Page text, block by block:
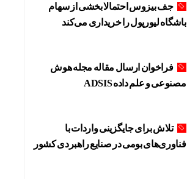
جف بیزوس احتمالا بخشی از سهام
باشگاه لیورپول را خریداری می‌کند
فراخوان ارسال مقاله مجله هوش
مصنوعی و علم داده ADSIS
تلاش برای جایگزینی واردات با
فناوری‌های بومی در صنایع راهبردی کشور